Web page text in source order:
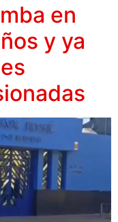
en
y ya